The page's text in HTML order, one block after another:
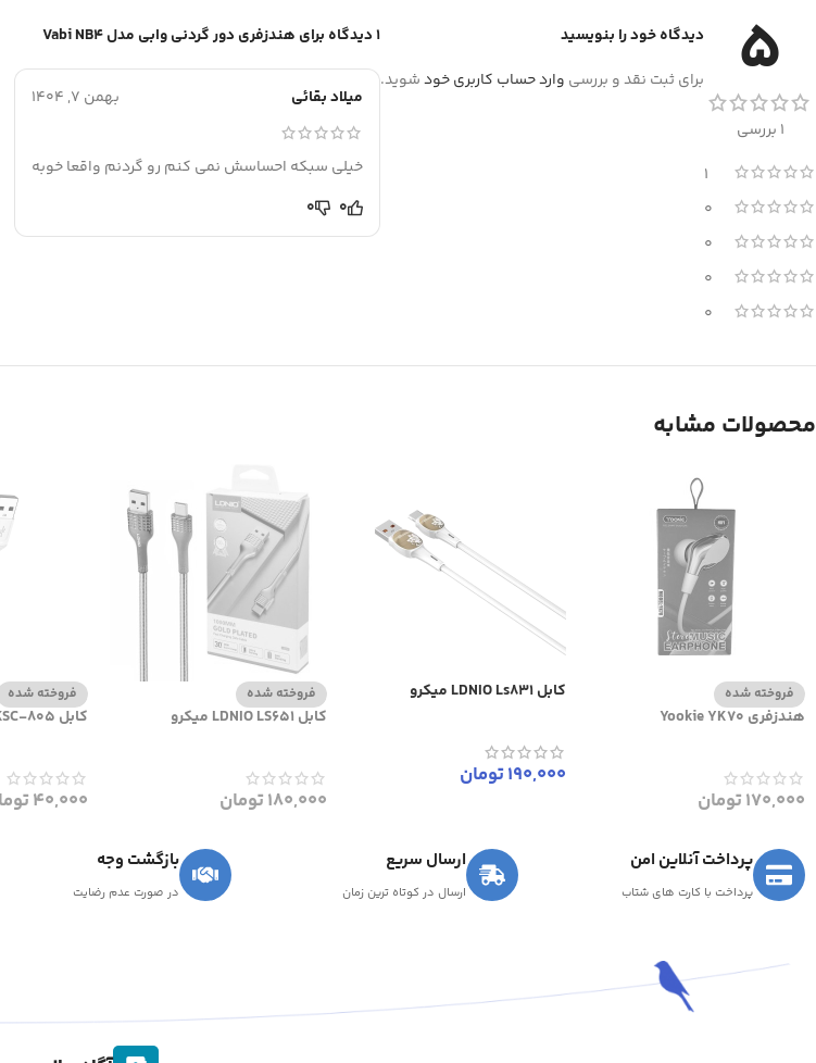
5
1 بررسی
1
0
0
0
0
1 دیدگاه برای هندزفری دور گردنی وابی مدل Vabi NB4
میلاد بقائی بهمن 7, 1404
خیلی سبکه احساسش نمی کنم رو گردنم واقعا خوبه
0
0
دیدگاه خود را بنویسید
برای ثبت نقد و بررسی وارد حساب کاربری خودشوید.
محصولات مشابه
فروخته شده
هندزفری Yookie YK70
170,000تومان
کابل LDNIO Ls831 میکرو
190,000تومان
فروخته شده
کابل LDNIO LS651 میکرو
180,000تومان
فروخته شده
کابل Kakusiga KSC-805 میکرو
40,000
پرداخت آنلاین امن
پرداخت با کارت های شتاب
ارسال سریع
ارسال در کوتاه ترین زمان
بازگشت وجه
در صورت عدم رضایت